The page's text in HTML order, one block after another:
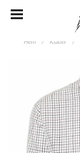
Hem / Kläder /